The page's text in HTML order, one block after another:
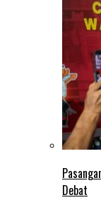
Debat